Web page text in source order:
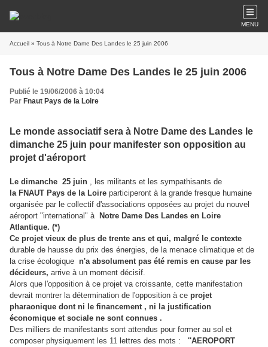
MENU
Accueil » Tous à Notre Dame Des Landes le 25 juin 2006
Tous à Notre Dame Des Landes le 25 juin 2006
Publié le 19/06/2006 à 10:04
Par Fnaut Pays de la Loire
Le monde associatif sera à Notre Dame des Landes le
dimanche 25 juin pour manifester son opposition au
projet d'aéroport
Le dimanche 25 juin , les militants et les sympathisants de
la FNAUT Pays de la Loire participeront à la grande fresque humaine
organisée par le collectif d'associations opposées au projet du nouvel
aéroport "international" à Notre Dame Des Landes en Loire
Atlantique. (*)
Ce projet vieux de plus de trente ans et qui, malgré le contexte
durable de hausse du prix des énergies, de la menace climatique et de
la crise écologique n'a absolument pas été remis en cause par les
décideurs, arrive à un moment décisif.
Alors que l'opposition à ce projet va croissante, cette manifestation
devrait montrer la détermination de l'opposition à ce projet
pharaonique dont ni le financement , ni la justification
économique et sociale ne sont connues .
Des milliers de manifestants sont attendus pour former au sol et
composer physiquement les 11 lettres des mots : ''AEROPORT